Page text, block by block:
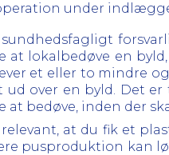
under
sundhedsfagligt
at lokalbedøve en
et eller to mindre
over en byld. Det
at bedøve, inden der
at du fik et
pusproduktion kan